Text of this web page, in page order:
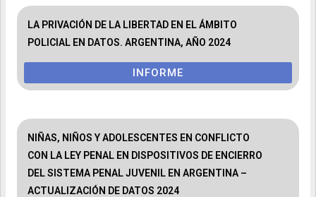
LA PRIVACIÓN DE LA LIBERTAD EN EL ÁMBITO
POLICIAL EN DATOS. ARGENTINA, AÑO 2024
INFORME
NIÑAS, NIÑOS Y ADOLESCENTES EN CONFLICTO
CON LA LEY PENAL EN DISPOSITIVOS DE ENCIERRO
DEL SISTEMA PENAL JUVENIL EN ARGENTINA –
ACTUALIZACIÓN DE DATOS 2024